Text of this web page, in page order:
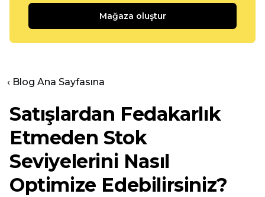
Mağaza oluştur
‹ Blog Ana Sayfasına
Satışlardan Fedakarlık
Etmeden Stok
Seviyelerini Nasıl
Optimize Edebilirsiniz?